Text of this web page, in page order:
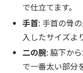
で仕立てます。
手首: 手首の骨
入したサイズよ
二の腕: 脇下か
で一番太い部分